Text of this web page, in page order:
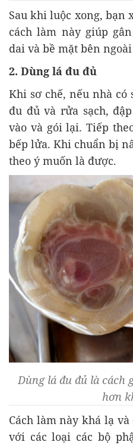
Sau khi luộc xong, bạn
cách làm này giúp
dai và bề mặt bên
2. Dùng lá đu đủ
Khi sơ chế, nếu nhà
đu đủ và rửa sạch,
vào và gói lại. Tiếp
bếp lửa. Khi chuẩn bị
theo ý muốn là được.
Dùng lá đu đủ là cách
hơn
Cách làm này khá lạ
với các loại các bộ